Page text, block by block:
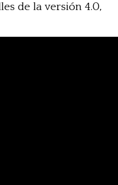
de la versión 4.0,